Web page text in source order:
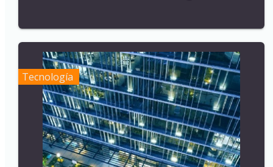
Tecnología